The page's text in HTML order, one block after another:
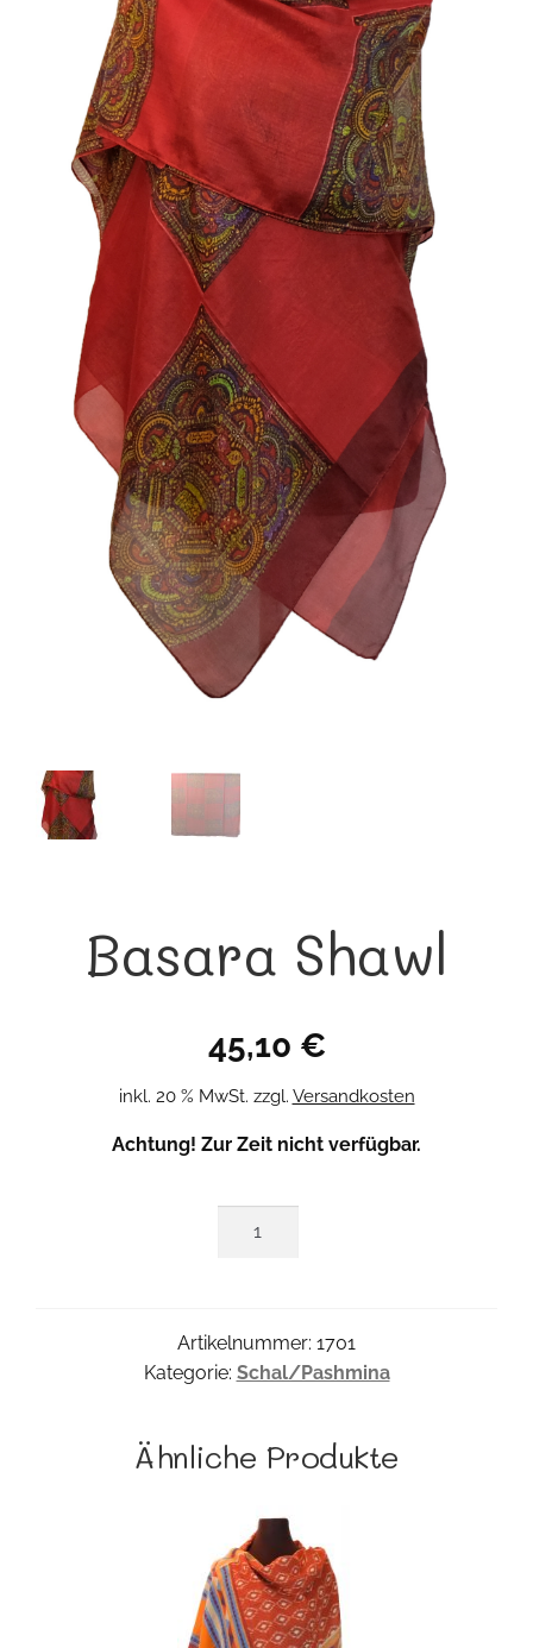
Basara Shawl
45,10 €
inkl. 20 % MwSt. zzgl. Versandkosten
Achtung! Zur Zeit nicht verfügbar.
Artikelnummer: 1701
Kategorie: Schal/Pashmina
Ähnliche Produkte